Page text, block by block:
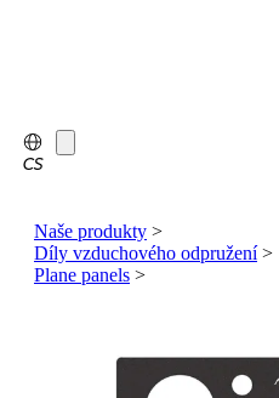
CS
Naše produkty >
Díly vzduchového odpružení>
Plane panels >